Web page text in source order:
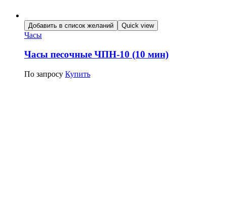
Добавить в список желаний Quick view
Часы
Часы песочные ЧПН-10 (10 мин)
По запросу Купить